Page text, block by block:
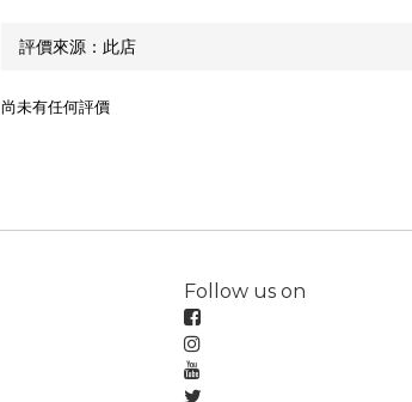
尚未有任何評價
Follow us on